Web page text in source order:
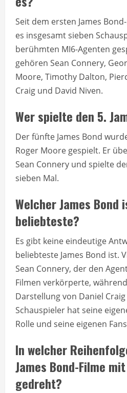
Seit dem ersten James
es insgesamt sieben
berühmten MI6-Agenten
gehören Sean Connery,
Moore, Timothy Dalton,
Craig und David Niven.
Wer spielte den 5.
Der fünfte James Bond
Roger Moore gespielt. Er
Sean Connery und spielte
sieben Mal.
Welcher James Bond
beliebteste?
Es gibt keine eindeutige
beliebteste James Bond ist.
Sean Connery, der den
Filmen verkörperte,
Darstellung von Daniel
Schauspieler hat seine
Rolle und seine eigenen
In welcher
James Bond-Filme
gedreht?